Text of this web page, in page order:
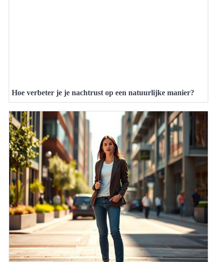
Hoe verbeter je je nachtrust op een natuurlijke manier?